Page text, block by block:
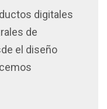
digitales
de
el diseño